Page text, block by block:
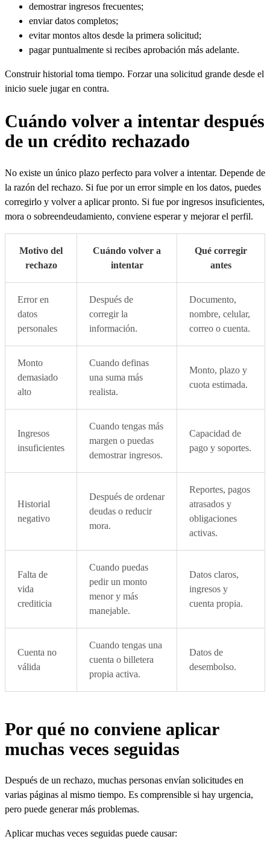
demostrar ingresos frecuentes;
enviar datos completos;
evitar montos altos desde la primera solicitud;
pagar puntualmente si recibes aprobación más adelante.
Construir historial toma tiempo. Forzar una solicitud grande desde el
inicio suele jugar en contra.
Cuándo volver a intentar después
de un crédito rechazado
No existe un único plazo perfecto para volver a intentar. Depende de
la razón del rechazo. Si fue por un error simple en los datos, puedes
corregirlo y volver a aplicar pronto. Si fue por ingresos insuficientes,
mora o sobreendeudamiento, conviene esperar y mejorar el perfil.
Motivo del
rechazo
Cuándo volver a
intentar
Qué corregir
antes
Error en
datos
personales
Después de
corregir la
información.
Documento,
nombre, celular,
correo o cuenta.
Monto
demasiado
alto
Cuando definas
una suma más
realista.
Monto, plazo y
cuota estimada.
Ingresos
insuficientes
Cuando tengas más
margen o puedas
demostrar ingresos.
Capacidad de
pago y soportes.
Historial
negativo
Después de ordenar
deudas o reducir
mora.
Reportes, pagos
atrasados y
obligaciones
activas.
Falta de
vida
crediticia
Cuando puedas
pedir un monto
menor y más
manejable.
Datos claros,
ingresos y
cuenta propia.
Cuenta no
válida
Cuando tengas una
cuenta o billetera
propia activa.
Datos de
desembolso.
Por qué no conviene aplicar
muchas veces seguidas
Después de un rechazo, muchas personas envían solicitudes en
varias páginas al mismo tiempo. Es comprensible si hay urgencia,
pero puede generar más problemas.
Aplicar muchas veces seguidas puede causar: